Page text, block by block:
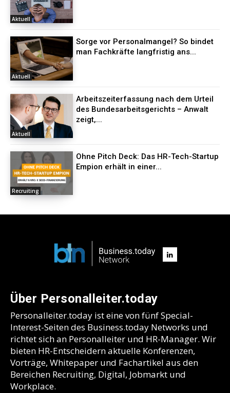
Aktuell
Aktuell
Sorge vor Personalmangel? So bindet
man Fachkräfte langfristig ans...
Aktuell
Arbeitszeiterfassung nach dem Urteil
des Bundesarbeitsgerichts – Anwalt
zeigt,...
Recruiting
Ohne Pitch Deck: Das HR-Tech-Startup
Empion erhält in einer...
Über Personalleiter.today
Personalleiter.today ist eine von fünf Special-
Interest-Seiten des Business.today Networks und
richtet sich an Personalleiter und HR-Manager. Wir
bieten HR-Entscheidern aktuelle Konferenzen,
Vorträge, Whitepaper und Fachartikel aus den
Bereichen Recruiting, Digital, Jobmarkt und
Workplace.